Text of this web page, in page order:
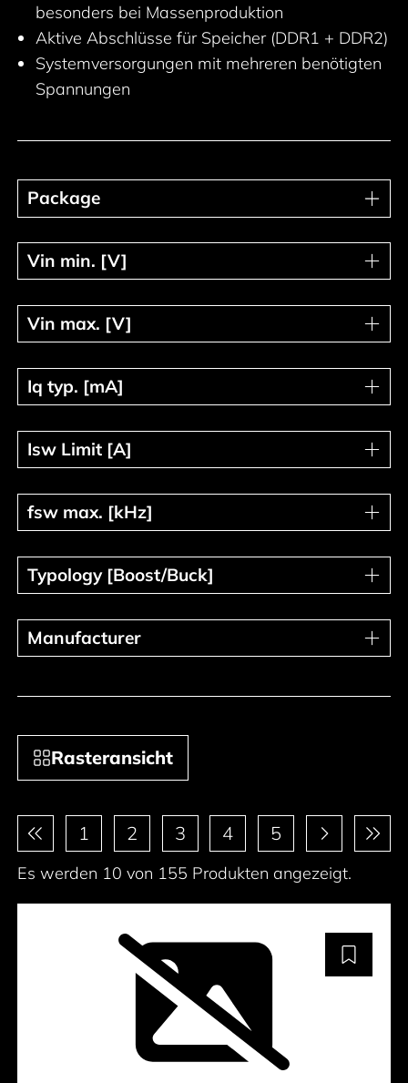
besonders bei Massenproduktion
Aktive Abschlüsse für Speicher (DDR1 + DDR2)
Systemversorgungen mit mehreren benötigten
Spannungen
Rasteransicht
Paginierung
1 2 3 4 5
Es werden 10 von 155 Produkten angezeigt.
Package
Package
Vin min. [V]
Vin min. [V]
Vin max. [V]
Vin max. [V]
Iq typ. [mA]
Iq typ. [mA]
Isw Limit [A]
Isw Limit [A]
fsw max. [kHz]
fsw max. [kHz]
Typology [Boost/Buck]
Typology [Boost/Buck]
Manufacturer
Manufacturer